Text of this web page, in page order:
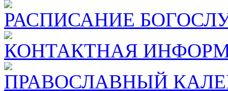
РАСПИСАНИЕ
КОНТАКТНАЯ
ПРАВОСЛАВНЫЙ